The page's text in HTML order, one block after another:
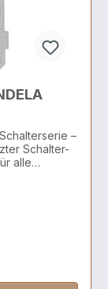
–
Schalter-
alle